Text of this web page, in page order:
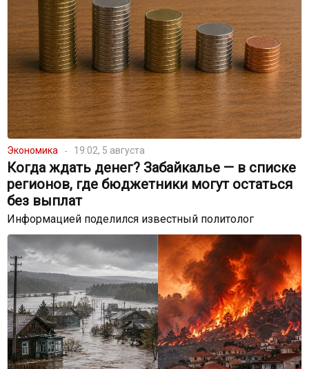
Экономика 19:02, 5 августа
Когда ждать денег? Забайкалье — в списке
регионов, где бюджетники могут остаться
без выплат
Информацией поделился известный политолог